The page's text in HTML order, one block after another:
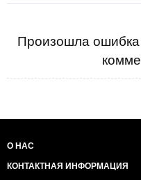
Произошла ошибка
О НАС
КОНТАКТНАЯ ИНФОРМАЦИЯ